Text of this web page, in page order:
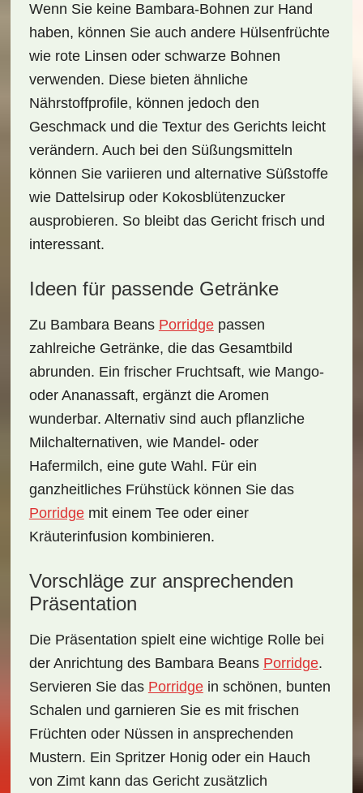
Wenn Sie keine Bambara-Bohnen zur Hand
haben, können Sie auch andere Hülsenfrüchte
wie rote Linsen oder schwarze Bohnen
verwenden. Diese bieten ähnliche
Nährstoffprofile, können jedoch den
Geschmack und die Textur des Gerichts leicht
verändern. Auch bei den Süßungsmitteln
können Sie variieren und alternative Süßstoffe
wie Dattelsirupoder Kokosblütenzucker
ausprobieren. So bleibt das Gericht frisch und
interessant.
Ideen für passende Getränke
Zu Bambara Beans Porridgepassen
zahlreiche Getränke, die das Gesamtbild
abrunden. Ein frischer Fruchtsaft, wie Mango-
oder Ananassaft, ergänzt die Aromen
wunderbar. Alternativ sind auch pflanzliche
Milchalternativen, wie Mandel- oder
Hafermilch, eine gute Wahl. Für ein
ganzheitliches Frühstück können Sie das
Porridgemit einem Teeoder einer
Kräuterinfusion kombinieren.
Vorschläge zur ansprechenden
Präsentation
Die Präsentation spielt eine wichtige Rolle bei
der Anrichtung des Bambara Beans Porridge.
Servieren Sie das Porridgein schönen, bunten
Schalen und garnieren Sie es mit frischen
Früchten oder Nüssen in ansprechenden
Mustern. Ein Spritzer Honig oder ein Hauch
von Zimtkann das Gericht zusätzlich